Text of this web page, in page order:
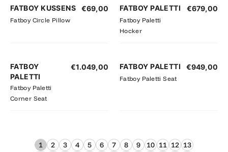
FATBOY KUSSENS
Fatboy Circle Pillow
€69,00 FATBOY PALETTI
Fatboy Paletti
Hocker
€679,00
FATBOY
PALETTI
Fatboy Paletti
Corner Seat
€1.049,00 FATBOY PALETTI
Fatboy Paletti Seat
€949,00
1 2 3 4 5 6 7 8 9 10 11 12 13